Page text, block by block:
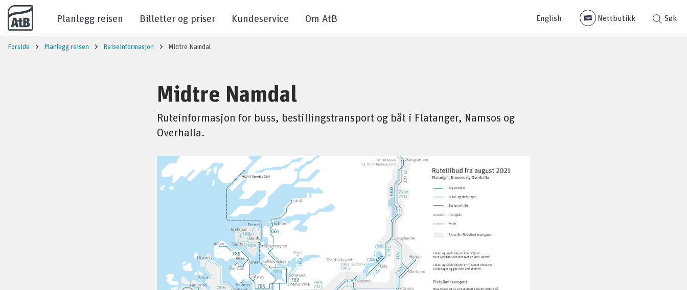
Til innhold
Planlegg reisen Billetter og priser Kundeservice Om AtB English Nettbutikk Søk
Forside Planlegg reisen Reiseinformasjon Midtre Namdal
Midtre Namdal
Ruteinformasjon for buss, bestillingstransport og båt i Flatanger, Namsos og
Overhalla.